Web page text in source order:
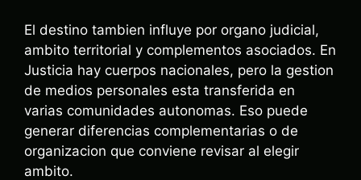
El destino tambien influye por organo judicial,
ambito territorial y complementos asociados. En
Justicia hay cuerpos nacionales, pero la gestion
de medios personales esta transferida en
varias comunidades autonomas. Eso puede
generar diferencias complementarias o de
organizacion que conviene revisar al elegir
ambito.